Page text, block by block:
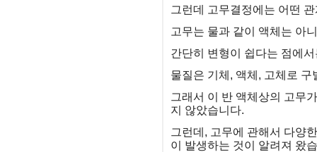
그런데 고무결정에는 어떤
고무는 물과 같이 액체는 아
간단히 변형이 쉽다는 점에
물질은 기체, 액체, 고체로
그래서 이 반 액체상의 고무
지 않았습니다.
그런데, 고무에 관해서 다양
이 발생하는 것이 알려져 왔